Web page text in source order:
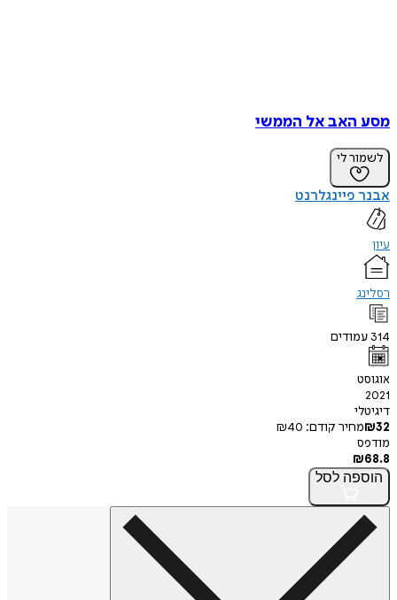
מסע האב אל הממשי
לשמור לי
אבנר פיינגלרנט
עיון
רסלינג
314 עמודים
אוגוסט
2021
דיגיטלי
₪32 מחיר קודם: ₪40
מודפס
₪68.8
הוספה לסל